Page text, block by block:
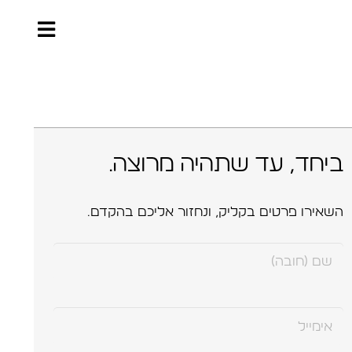
ביחד, עד שתהיה מרוצה.
השאירו פרטים בקליק, ונחזור אליכם בהקדם.